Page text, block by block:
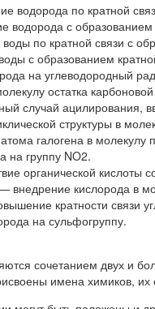
водорода по кратной
с образованием
по кратной связи с
с образованием
на углеводородный
остатка
случай ацилирования,
структуры в
галогена в
на группу NO2.
органической кислоты
кислорода в
кратности связи
на сульфогруппу.
сочетанием двух и
имена химиков,